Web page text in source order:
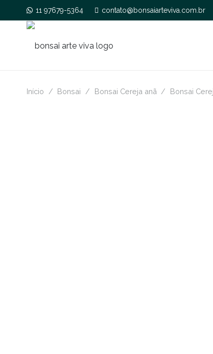
11 97679-5364 contato@bonsaiarteviva.com.br
Início / Bonsai / Bonsai Cereja anã / Bonsai